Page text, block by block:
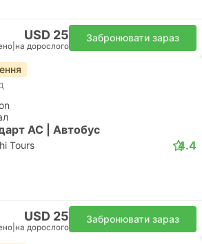
USD 25
на дорослого
Забронювати зараз
АС | Автобус
Tours 4.4
USD 25
на дорослого
Забронювати зараз